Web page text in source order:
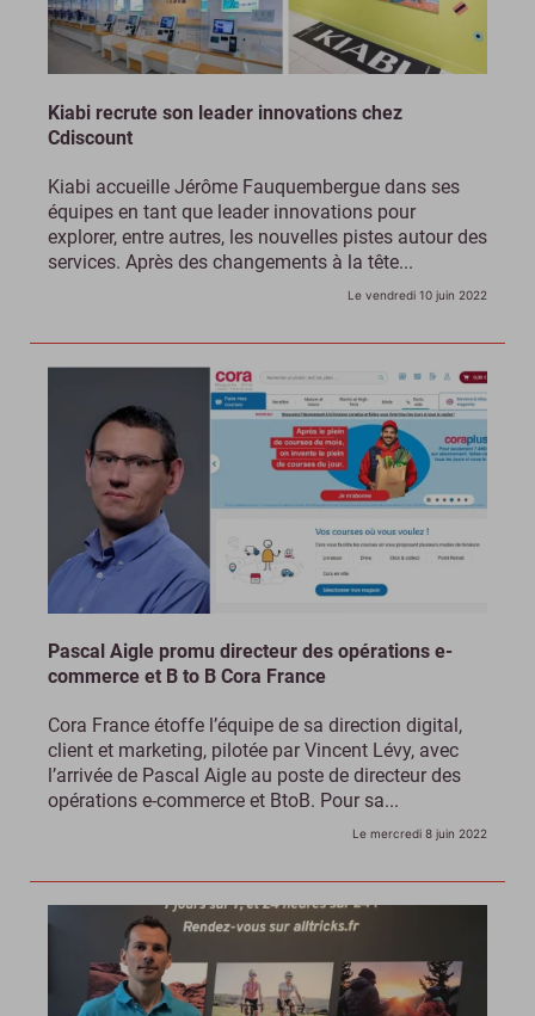
Kiabi recrute son leader innovations chez
Cdiscount
Kiabi accueille Jérôme Fauquembergue dans ses
équipes en tant que leader innovations pour
explorer, entre autres, les nouvelles pistes autour des
services. Après des changements à la tête...
Le vendredi 10 juin 2022
Pascal Aigle promu directeur des opérations e-
commerce et B to B Cora France
Cora France étoffe l’équipe de sa direction digital,
client et marketing, pilotée par Vincent Lévy, avec
l’arrivée de Pascal Aigle au poste de directeur des
opérations e-commerce et BtoB. Pour sa...
Le mercredi 8 juin 2022